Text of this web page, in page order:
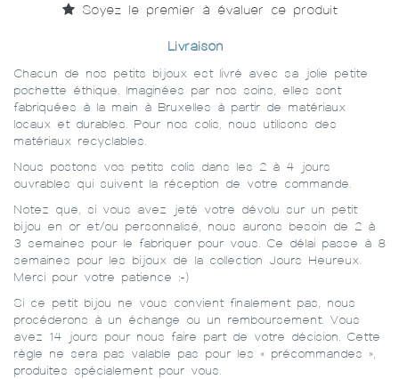
Soyez le premier à évaluer ce produit
Livraison
Chacun de nos petits bijoux est livré avec sa jolie petite
pochette éthique. Imaginées par nos soins, elles sont
fabriquées à la main à Bruxelles à partir de matériaux
locaux et durables. Pour nos colis, nous utilisons des
matériaux recyclables.
Nous postons vos petits colis dans les 2 à 4 jours
ouvrables qui suivent la réception de votre commande.
Notez que, si vous avez jeté votre dévolu sur un petit
bijou en or et/ou personnalisé, nous aurons besoin de 2 à
3 semaines pour le fabriquer pour vous. Ce délai passe à 8
semaines pour les bijoux de la collection Jours Heureux.
Merci pour votre patience :-)
Si ce petit bijou ne vous convient finalement pas, nous
procéderons à un échange ou un remboursement. Vous
avez 14 jours pour nous faire part de votre décision. Cette
règle ne sera pas valable pas pour les « précommandes »,
produites spécialement pour vous.